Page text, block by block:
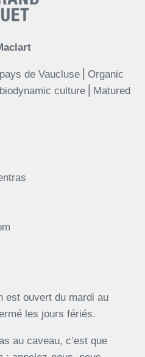
de Vaucluse⎪Organic
culture⎪Matured
est ouvert du mardi au
les jours fériés.
au caveau, c’est que